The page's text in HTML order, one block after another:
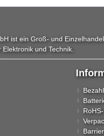
ist ein Groß- und
und Technik.